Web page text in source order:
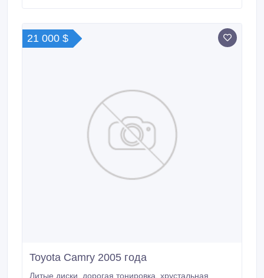
21 000 $
Toyota Camry 2005 года
Литые диски, дорогая тонировка, хрустальная